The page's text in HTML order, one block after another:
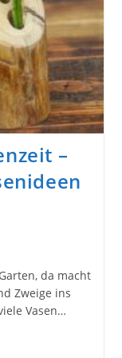
–
da macht
Zweige ins
Vasen…